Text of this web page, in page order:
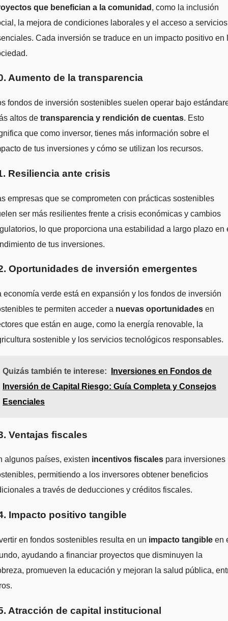
que benefician a la comunidad , como la inclusión
la mejora de condiciones laborales y el acceso a servicios
Cada inversión se traduce en un impacto positivo en
Aumento de la transparencia
fondos de inversión sostenibles suelen operar bajo
altos de transparencia y rendición de cuentas. Esto
que como inversor, tienes más información sobre el
de tus inversiones y cómo se utilizan los recursos.
Resiliencia ante crisis
empresas que se comprometen con prácticas sostenibles
ser más resilientes frente a crisis económicas y cambios
lo que proporciona una estabilidad a largo plazo en
de tus inversiones.
Oportunidades de inversión emergentes
economía verde está en expansión y los fondos de inversión
te permiten acceder a nuevas oportunidades en
que están en auge, como la energía renovable, la
sostenible y los servicios tecnológicos responsables.
Quizás también te interese:
Inversiones en Fondos de
Inversión de Capital Riesgo: Guía Completa y Consejos
Esenciales
Ventajas fiscales
algunos países, existen incentivos fiscales para inversiones
permitiendo a los inversores obtener beneficios
a través de deducciones y créditos fiscales.
Impacto positivo tangible
en fondos sostenibles resulta en un impacto tangible en
ayudando a financiar proyectos que disminuyen la
promueven la educación y mejoran la salud pública,
Atracción de capital institucional